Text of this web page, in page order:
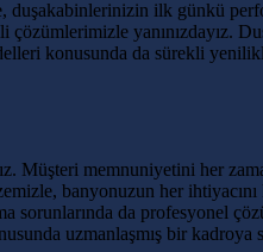
ilk günkü
yanınızdayız.
konusunda da sürekli
Müşteri memnuniyetini her
banyonuzun her
sorunlarında da profesyonel
uzmanlaşmış bir kadroya